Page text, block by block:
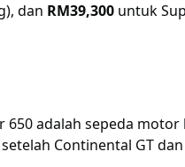
dan RM39,300 untuk
650 adalah sepeda
Continental GT